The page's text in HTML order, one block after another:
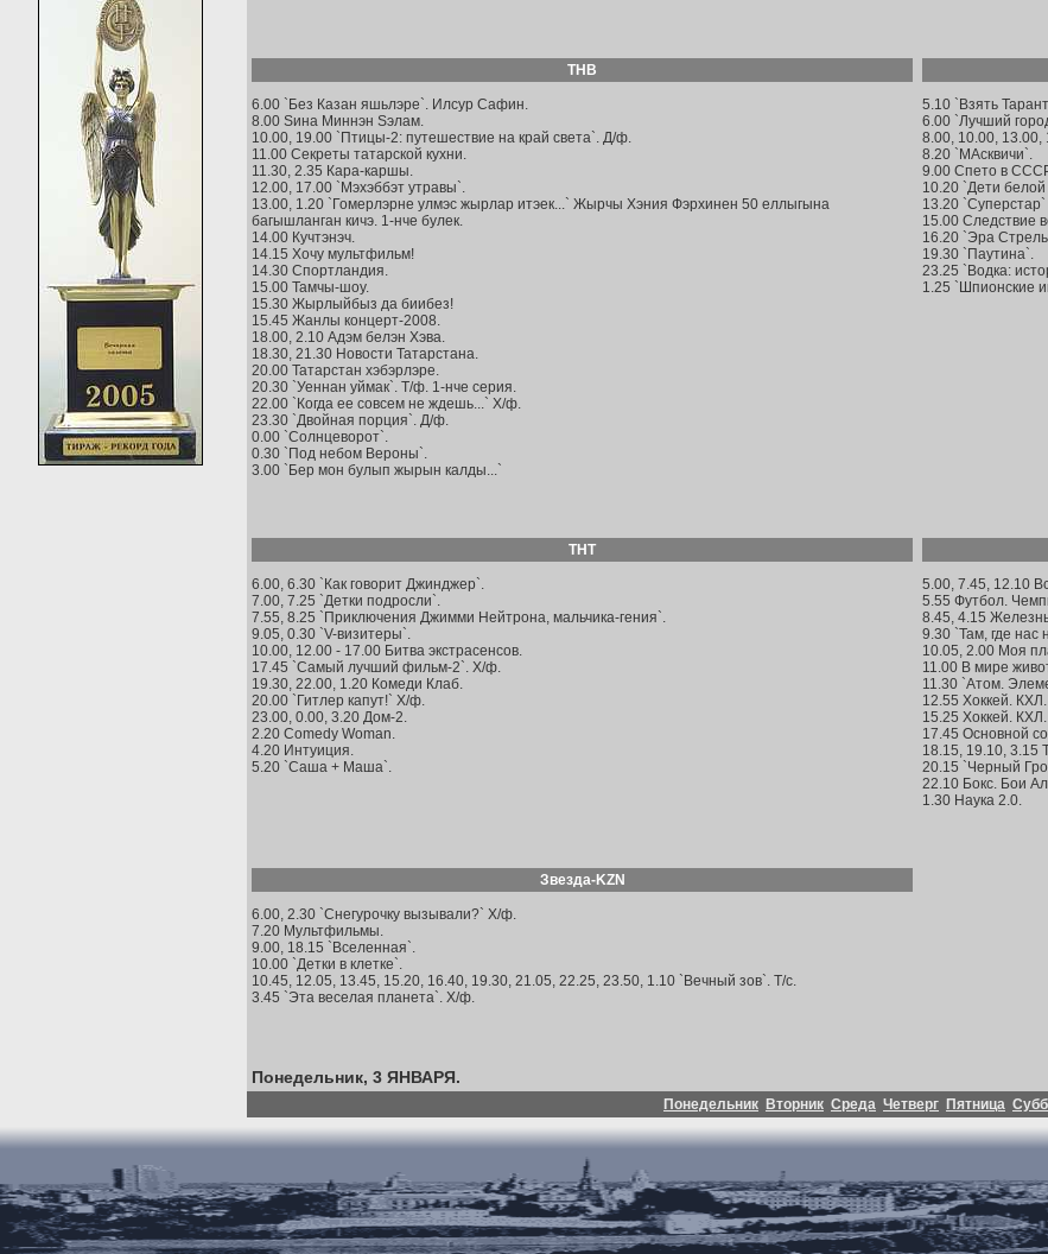
ТНВ
6.00 `Без Казан яшьлэре`. Илсур Сафин.
8.00 Sина Mиннэн Sэлам.
10.00, 19.00 `Птицы-2: путешествие на край света`. Д/ф.
11.00 Секреты татарской кухни.
11.30, 2.35 Кара-каршы.
12.00, 17.00 `Мэхэббэт утравы`.
13.00, 1.20 `Гомерлэрне улмэс жырлар итэек...` Жырчы Хэния Фэрхинен 50 еллыгына
багышланган кичэ. 1-нче булек.
14.00 Кучтэнэч.
14.15 Хочу мультфильм!
14.30 Спортландия.
15.00 Тамчы-шоу.
15.30 Жырлыйбыз да биибез!
15.45 Жанлы концерт-2008.
18.00, 2.10 Адэм белэн Хэва.
18.30, 21.30 Новости Татарстана.
20.00 Татарстан хэбэрлэре.
20.30 `Уеннан уймак`. Т/ф. 1-нче серия.
22.00 `Когда ее совсем не ждешь...` Х/ф.
23.30 `Двойная порция`. Д/ф.
0.00 `Солнцеворот`.
0.30 `Под небом Вероны`.
3.00 `Бер мон булып жырын калды...`
5.10 `Взять
6.00 `Лучший
8.00, 10.00, 13.00,
8.20 `МАсквичи`.
9.00 Спето в
10.20 `Дети белой
13.20
15.00 Следствие
16.20 `Эра
19.30 `Паутина`.
23.25 `Водка:
1.25 `Шпионские
ТНТ
6.00, 6.30 `Как говорит Джинджер`.
7.00, 7.25 `Детки подросли`.
7.55, 8.25 `Приключения Джимми Нейтрона, мальчика-гения`.
9.05, 0.30 `V-визитеры`.
10.00, 12.00 - 17.00 Битва экстрасенсов.
17.45 `Самый лучший фильм-2`. Х/ф.
19.30, 22.00, 1.20 Комеди Клаб.
20.00 `Гитлер капут!` Х/ф.
23.00, 0.00, 3.20 Дом-2.
2.20 Comedy Woman.
4.20 Интуиция.
5.20 `Саша + Маша`.
5.00, 7.45, 12.10
5.55 Футбол.
8.45, 4.15
9.30 `Там, где нас
10.05, 2.00 Моя
11.00 В мире
11.30 `Атом.
12.55 Хоккей.
15.25 Хоккей.
17.45 Основной
18.15, 19.10, 3.15
20.15 `Черный
22.10 Бокс. Бои
1.30 Наука 2.0.
Звезда-KZN
6.00, 2.30 `Снегурочку вызывали?` Х/ф.
7.20 Мультфильмы.
9.00, 18.15 `Вселенная`.
10.00 `Детки в клетке`.
10.45, 12.05, 13.45, 15.20, 16.40, 19.30, 21.05, 22.25, 23.50, 1.10 `Вечный зов`. Т/с.
3.45 `Эта веселая планета`. Х/ф.
Понедельник, 3 ЯНВАРЯ.
Понедельник Вторник Среда Четверг Пятница